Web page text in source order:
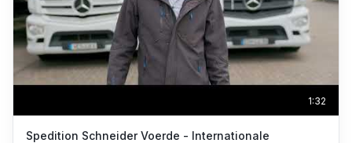
1:32
Spedition Schneider Voerde - Internationale